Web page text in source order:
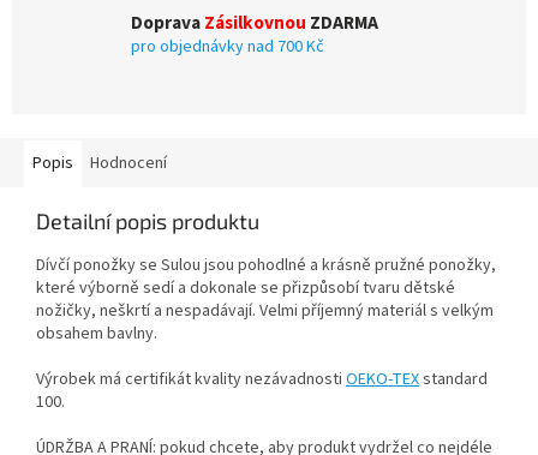
DopravaZásilkovnou ZDARMA
pro objednávky nad 700 Kč
Popis Hodnocení
Detailní popis produktu
Dívčí ponožky se Sulou jsou pohodlné a krásně pružné ponožky,
které výborně sedí a dokonale se přizpůsobí tvaru dětské
nožičky, neškrtí a nespadávají. Velmi příjemný materiál s velkým
obsahem bavlny.
Výrobek má certifikát kvality nezávadnosti OEKO-TEXstandard
100.
ÚDRŽBA A PRANÍ: pokud chcete, aby produkt vydržel co nejdéle